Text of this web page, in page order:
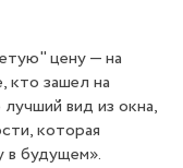
цену — на
кто зашел на
вид из окна,
которая
в будущем».